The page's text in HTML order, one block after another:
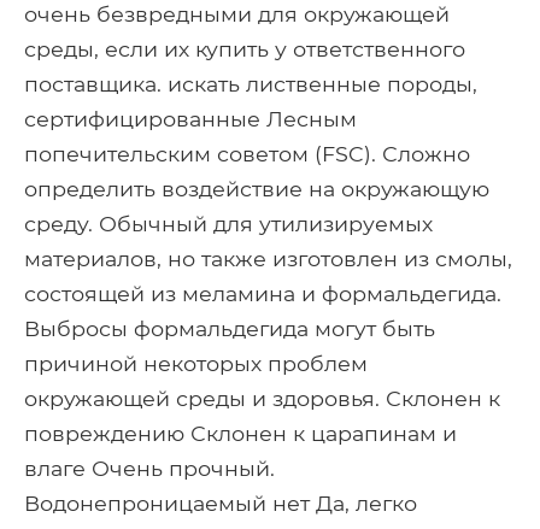
очень безвредными для окружающей
среды, если их купить у ответственного
поставщика. искать лиственные породы,
сертифицированные Лесным
попечительским советом (FSC). Сложно
определить воздействие на окружающую
среду. Обычный для утилизируемых
материалов, но также изготовлен из смолы,
состоящей из меламина и формальдегида.
Выбросы формальдегида могут быть
причиной некоторых проблем
окружающей среды и здоровья. Склонен к
повреждению Склонен к царапинам и
влаге Очень прочный.
Водонепроницаемый нет Да, легко